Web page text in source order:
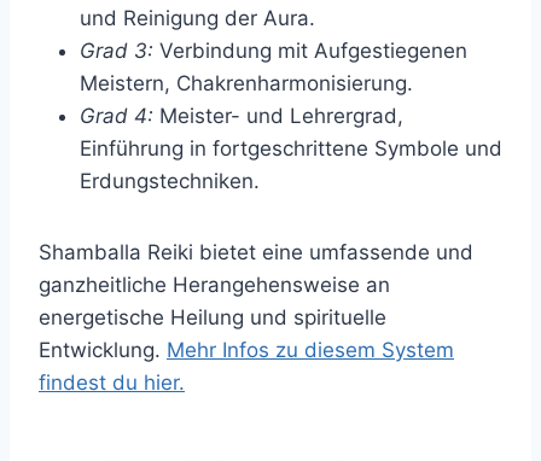
und Reinigung der Aura.
Grad 3: Verbindung mit Aufgestiegenen
Meistern, Chakrenharmonisierung.
Grad 4: Meister- und Lehrergrad,
Einführung in fortgeschrittene Symbole und
Erdungstechniken.
Shamballa Reiki bietet eine umfassende und
ganzheitliche Herangehensweise an
energetische Heilung und spirituelle
Entwicklung. Mehr Infos zu diesem System
findest du hier.